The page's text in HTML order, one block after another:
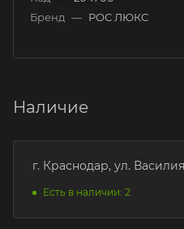
Бренд — РОС ЛЮКС
Наличие
г. Краснодар, ул.
Есть в наличии: 2